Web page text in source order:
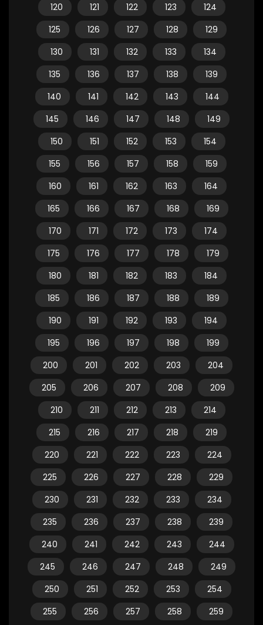
120
121 122 123
124
125
126 127 128
129
130
131 132 133
134
135
136 137 138
139
140
141 142 143
144
145
146 147 148
149
150
151 152 153
154
155
156 157 158
159
160
161 162 163
164
165
166 167 168
169
170
171 172 173
174
175
176 177 178
179
180
181 182 183
184
185
186 187 188
189
190
191 192 193
194
195
196 197 198
199
200
201 202 203
204
205
206 207 208
209
210
211 212 213
214
215
216 217 218
219
220
221 222 223
224
225
226 227 228
229
230
231 232 233
234
235
236 237 238
239
240
241 242 243
244
245
246 247 248
249
250
251 252 253
254
255
256 257 258
259